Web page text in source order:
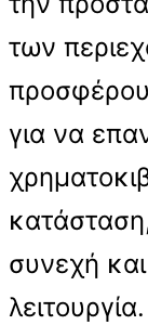
των
για να
συνεχή